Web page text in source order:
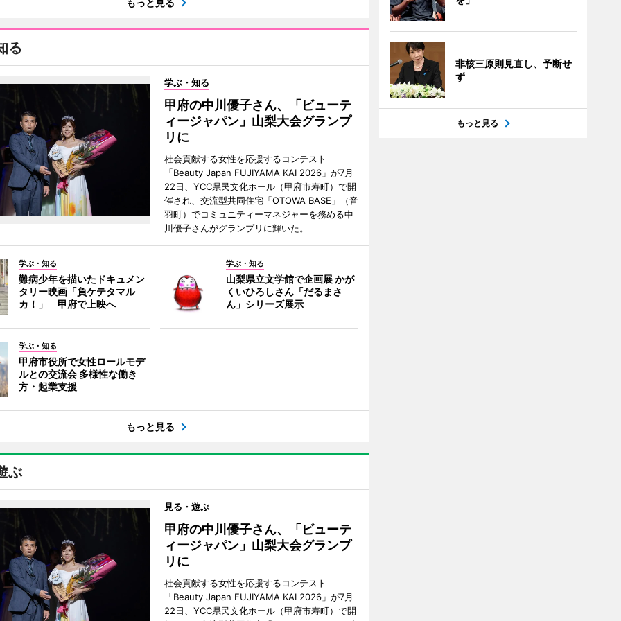
もっと見る
る
学ぶ・知る
甲府の中川優子さん、「ビューテ
ィージャパン」山梨大会グランプ
リに
社会貢献する女性を応援するコンテスト
「Beauty Japan FUJIYAMA KAI 2026」が7月
22日、YCC県民文化ホール（甲府市寿町）で開
催され、交流型共同住宅「OTOWA BASE」（音
羽町）でコミュニティーマネジャーを務める中
川優子さんがグランプリに輝いた。
学ぶ・知る
難病少年を描いたドキュメン
タリー映画「負ケテタマル
カ！」 甲府で上映へ
学ぶ・知る
山梨県立文学館で企画展 かが
くいひろしさん「だるまさ
ん」シリーズ展示
学ぶ・知る
甲府市役所で女性ロールモデ
ルとの交流会 多様性な働き
方・起業支援
もっと見る
ぶ
見る・遊ぶ
甲府の中川優子さん、「ビューテ
ィージャパン」山梨大会グランプ
リに
社会貢献する女性を応援するコンテスト
「Beauty Japan FUJIYAMA KAI 2026」が7月
22日、YCC県民文化ホール（甲府市寿町）で開
非核三原則見直し、予断せ
ず
もっと見る